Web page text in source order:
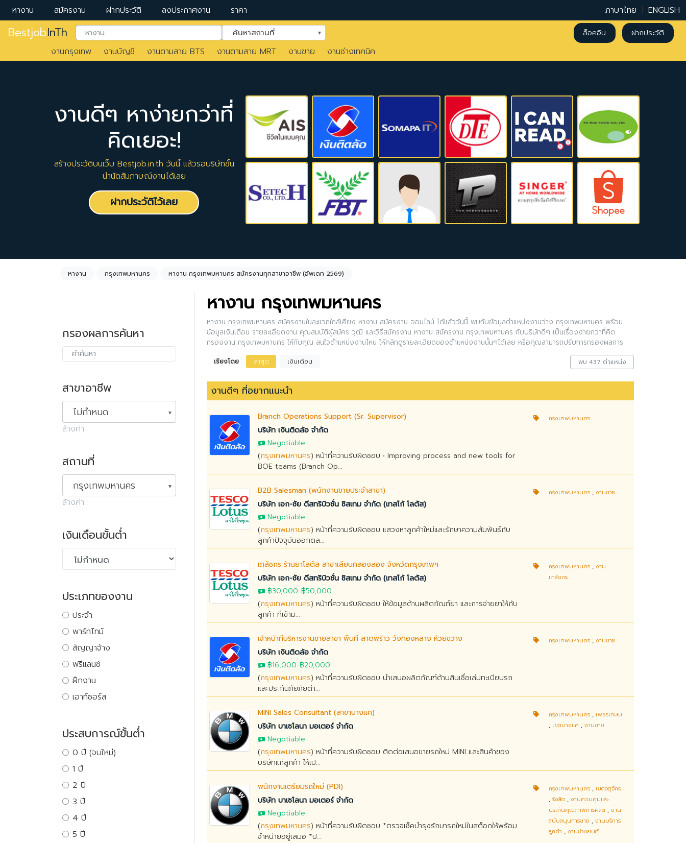
หางาน สมัครงาน ฝากประวัติ ลงประกาศงาน ราคา ภาษาไทย ENGLISH
BestjobInTh ค้นหาสถานที่ ล็อคอิน ฝากประวัติ
งานกรุงเทพ งานบัญชี งานตามสาย BTS งานตามสาย MRT งานขาย งานช่างเทคนิค
งานดีๆ หาง่ายกว่าที่
คิดเยอะ!
สร้างประวัติบนเว็บ Bestjob.in.th วันนี้ แล้วรอบริษัทชั้น
นำนัดสัมภาษณ์งานได้เลย
ฝากประวัติไว้เลย
หางาน กรุงเทพมหานคร หางาน กรุงเทพมหานคร สมัครงานทุกสาขาอาชีพ (อัพเดท 2569)
หางาน กรุงเทพมหานคร
หางาน กรุงเทพมหานคร สมัครงานในละแวกใกล้เคียง หางาน สมัครงาน ออนไลน์ ได้แล้ววันนี้ พบกับข้อมูลตำแหน่งงานว่าง กรุงเทพมหานคร พร้อม
ข้อมูลเงินเดือน รายละเอียดงาน คุณสมบัติผู้สมัคร วุฒิ และวิธีสมัครงาน หางาน สมัครงาน กรุงเทพมหานคร กับบริษัทดีๆ เป็นเรื่องง่ายกว่าที่คิด
กรองงาน กรุงเทพมหานคร ให้กับคุณ สนใจตำแหน่งงานไหน ให้คลิกดูรายละเอียดของตำแหน่งงานนั้นๆได้เลย หรือคุณสามารถปรับการกรองผลการ
ค้นหาได้อีกด้วย
เรียงโดย ล่าสุด เงินเดือน พบ 437 ตำแหน่ง
งานดีๆ ที่อยากแนะนำ
Branch Operations Support (Sr. Supervisor)
บริษัท เงินติดล้อ จำกัด
Negotiable
(กรุงเทพมหานคร) หน้าที่ความรับผิดชอบ • Improving process and new tools for
BOE teams (Branch Op...
กรุงเทพมหานคร
B2B Salesman (พนักงานขายประจำสาขา)
บริษัท เอก-ชัย ดีสทริบิวชั่น ซิสเทม จำกัด (เทสโก้ โลตัส)
Negotiable
(กรุงเทพมหานคร) หน้าที่ความรับผิดชอบ แสวงหาลูกค้าใหม่และรักษาความสัมพันธ์กับ
ลูกค้าปัจจุบันออกตล...
กรุงเทพมหานคร ,งานขาย
เภสัชกร ร้านยาโลตัส สาขาเลียบคลองสอง จังหวัดกรุงเทพฯ
บริษัท เอก-ชัย ดีสทริบิวชั่น ซิสเทม จำกัด (เทสโก้ โลตัส)
฿30,000-฿50,000
(กรุงเทพมหานคร) หน้าที่ความรับผิดชอบ ให้ข้อมูลด้านผลิตภัณฑ์ยา และการจ่ายยาให้กับ
ลูกค้า ที่เข้าม...
กรุงเทพมหานคร ,งาน
เภสัชกร
เจ้าหน้าที่บริหารงานขายสาขา พื้นที่ ลาดพร้าว วังทองหลาง ห้วยขวาง
บริษัท เงินติดล้อ จำกัด
฿16,000-฿20,000
(กรุงเทพมหานคร) หน้าที่ความรับผิดชอบ นำเสนอผลิตภัณฑ์ด้านสินเชื่อเล่มทะเบียนรถ
และประกันภัยภัยต่า...
กรุงเทพมหานคร ,งานขาย
MINI Sales Consultant (สาขาบางแค)
บริษัท บาเซโลนา มอเตอร์ จำกัด
Negotiable
(กรุงเทพมหานคร) หน้าที่ความรับผิดชอบ ติดต่อเสนอขายรถใหม่ MINI และสินค้าของ
บริษัทแก่ลูกค้า ให้เป...
กรุงเทพมหานคร , เพชรเกษม
, เขตบางแค ,งานขาย
พนักงานเตรียมรถใหม่ (PDI)
บริษัท บาเซโลนา มอเตอร์ จำกัด
Negotiable
(กรุงเทพมหานคร) หน้าที่ความรับผิดชอบ *ตรวจเช็คบำรุงรักษารถใหม่ในสต็อกให้พร้อม
จำหน่ายอยู่เสมอ *ป...
กรุงเทพมหานคร , เขตจตุจักร
,รังสิต ,งานควบคุมและ
ประกันคุณภาพการผลิต ,งาน
สนับสนุนการขาย ,งานบริการ
ลูกค้า ,งานช่างยนต์
กรองผลการค้นหา
สาขาอาชีพ
ไม่กำหนด
ล้างค่า
สถานที่
กรุงเทพมหานคร
ล้างค่า
เงินเดือนขั้นต่ำ
ประเภทของงาน
ประจำ
พาร์ทไทม์
สัญญาจ้าง
ฟรีแลนซ์
ฝึกงาน
เอาท์ซอร์ส
ประสบการณ์ขั้นต่ำ
0 ปี (จบใหม่)
1 ปี
2 ปี
3 ปี
4 ปี
5 ปี